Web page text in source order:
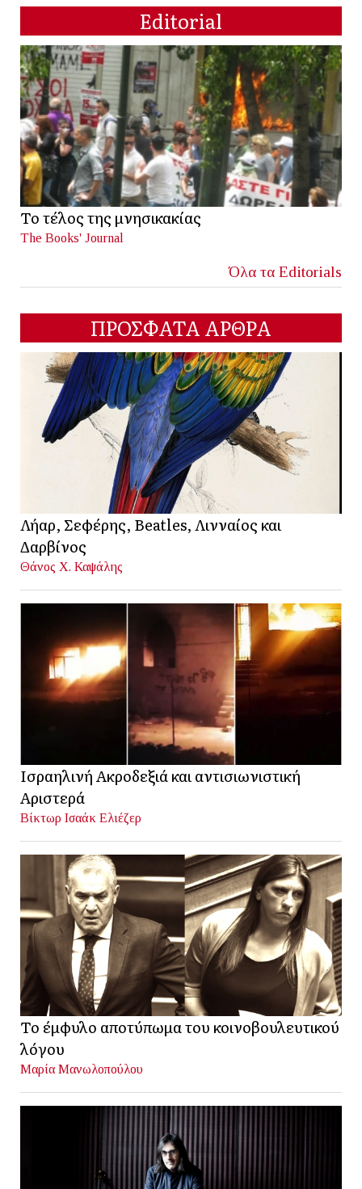
Editorial
Το τέλος της μνησικακίας
The Books' Journal
Όλα τα Editorials
ΠΡΟΣΦΑΤΑ ΑΡΘΡΑ
Λήαρ, Σεφέρης, Beatles, Λινναίος και
Δαρβίνος
Θάνος Χ. Καψάλης
Ισραηλινή Ακροδεξιά και αντισιωνιστική
Αριστερά
Βίκτωρ Ισαάκ Ελιέζερ
Το έμφυλο αποτύπωμα του κοινοβουλευτικού
λόγου
Μαρία Μανωλοπούλου